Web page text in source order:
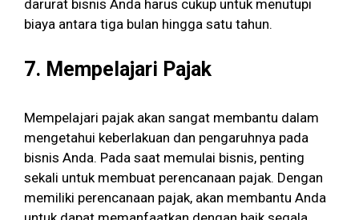
darurat bisnis Anda harus cukup untuk menutupi
biaya antara tiga bulan hingga satu tahun.
7. Mempelajari Pajak
Mempelajari pajak akan sangat membantu dalam
mengetahui keberlakuan dan pengaruhnya pada
bisnis Anda. Pada saat memulai bisnis, penting
sekali untuk membuat perencanaan pajak. Dengan
memiliki perencanaan pajak, akan membantu Anda